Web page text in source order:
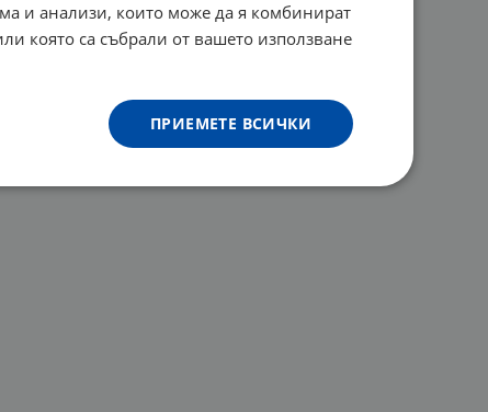
и анализи, които може да я комбинират
която са събрали от вашето използване
ПРИЕМЕТЕ ВСИЧКИ